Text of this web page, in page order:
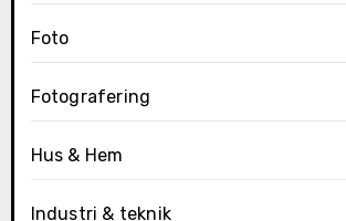
Foto
Fotografering
Hus & Hem
Industri & teknik